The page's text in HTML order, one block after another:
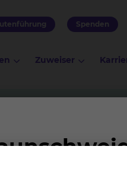
Spenden
Zuweiser